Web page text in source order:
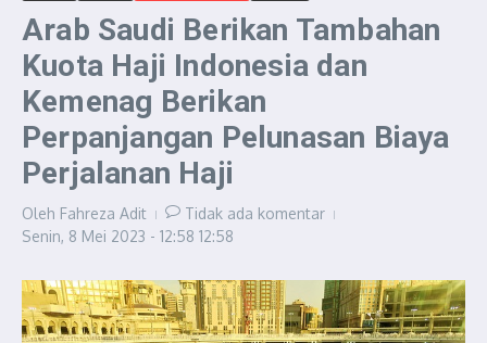
Arab Saudi Berikan Tambahan
Kuota Haji Indonesia dan
Kemenag Berikan
Perpanjangan Pelunasan Biaya
Perjalanan Haji
Oleh Fahreza Adit
Tidak ada komentar
Senin, 8 Mei 2023 - 12:58 12:58